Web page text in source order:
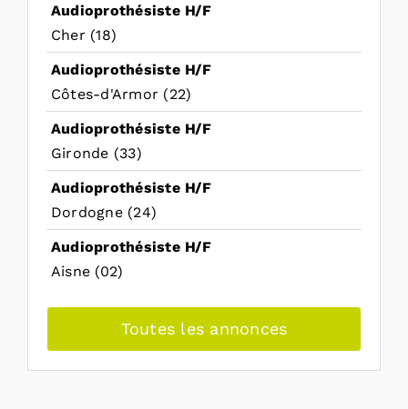
Audioprothésiste H/F
Cher (18)
Audioprothésiste H/F
Côtes-d'Armor (22)
Audioprothésiste H/F
Gironde (33)
Audioprothésiste H/F
Dordogne (24)
Audioprothésiste H/F
Aisne (02)
Toutes les annonces